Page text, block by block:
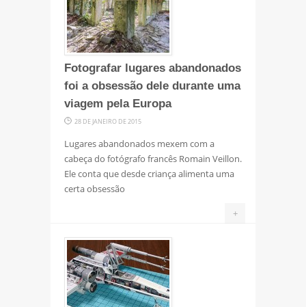
Fotografar lugares abandonados
foi a obsessão dele durante uma
viagem pela Europa
28 DE JANEIRO DE 2015
Lugares abandonados mexem com a
cabeça do fotógrafo francês Romain Veillon.
Ele conta que desde criança alimenta uma
certa obsessão
+